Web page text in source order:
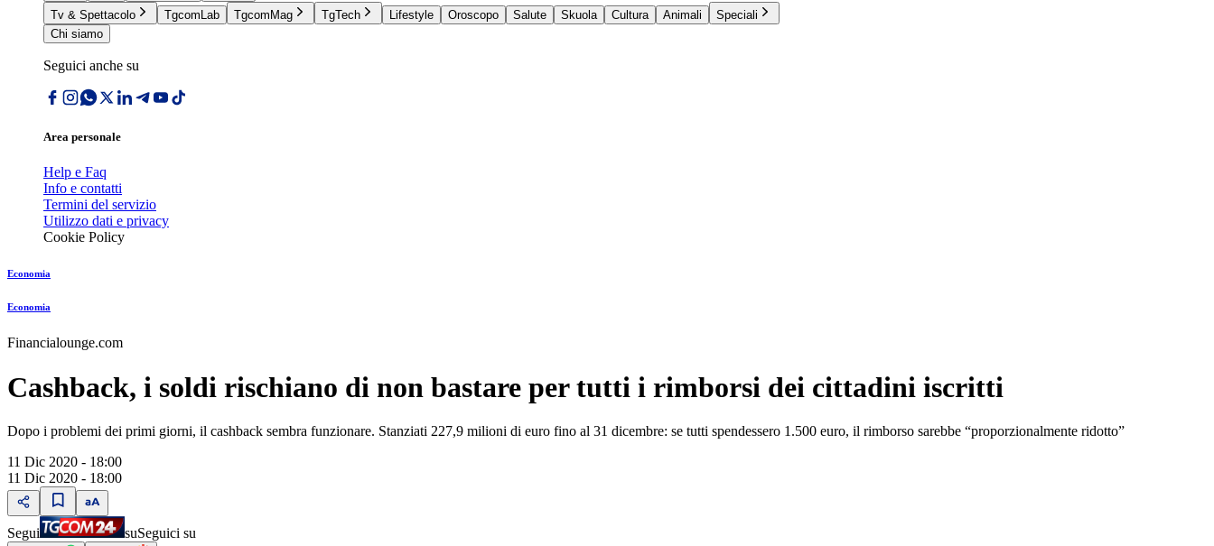
Tv & Spettacolo
TgcomLab TgcomMag TgTech Lifestyle Oroscopo Salute Skuola Cultura Animali
Speciali
Chi siamo
Seguici anche su
Area personale
Help e Faq
Info e contatti
Termini del servizio
Utilizzo dati e privacy
Cookie Policy
Economia
Economia
Financialounge.com
Cashback, i soldi rischiano di non bastare per tutti i rimborsi dei cittadini iscritti
Dopo i problemi dei primi giorni, il cashback sembra funzionare. Stanziati 227,9 milioni di euro fino al 31 dicembre: se tutti spendessero 1.500 euro, il rimborso sarebbe “proporzionalmente ridotto”
11 Dic 2020 - 18:00
11 Dic 2020 - 18:00
Segui suSeguici su